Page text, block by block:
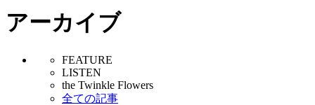
アーカイブ
FEATURE
LISTEN
the Twinkle Flowers
全ての記事